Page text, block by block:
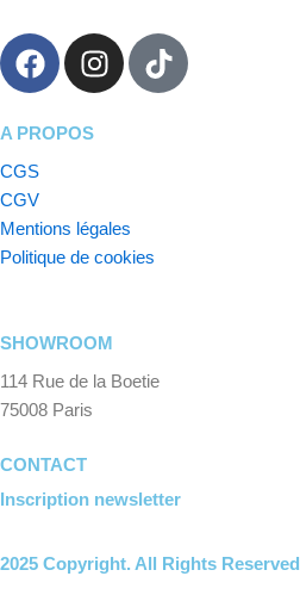
F
a
e
b
o
o
k
I
n
t
r
a
T
i
A PROPOS
CGS
CGV
Mentions légales
Politique de cookies
SHOWROOM
114 Rue de la Boetie
75008 Paris
CONTACT
Inscription newsletter
2025 Copyright. All Rights Reserved